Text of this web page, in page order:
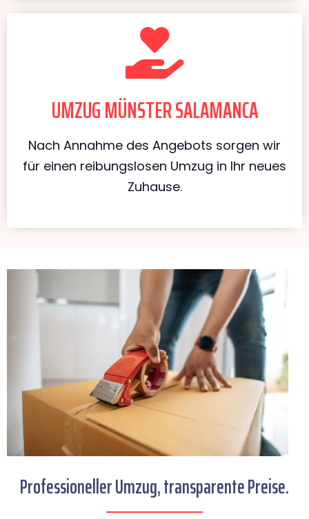
UMZUG MÜNSTER SALAMANCA
Nach Annahme des Angebots sorgen wir
für einen reibungslosen Umzug in Ihr neues
Zuhause.
Professioneller Umzug, transparente Preise.